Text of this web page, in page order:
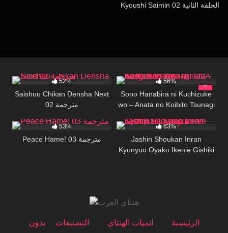
Kyoushi Saimin 02 الحلقة الثانية
52%
Saishuu Chikan Densha Next
02 مترجمة
56%
Sono Hanabira ni Kuchizuke
wo – Anata no Koibito Tsunagi
53%
Peace Hame! 03 مترجمة
63%
Jashin Shoukan Inran
Kyonyuu Oyako Ikenie Gishiki
الرئيسية انميات الهنتاي التصنيفات
بدون